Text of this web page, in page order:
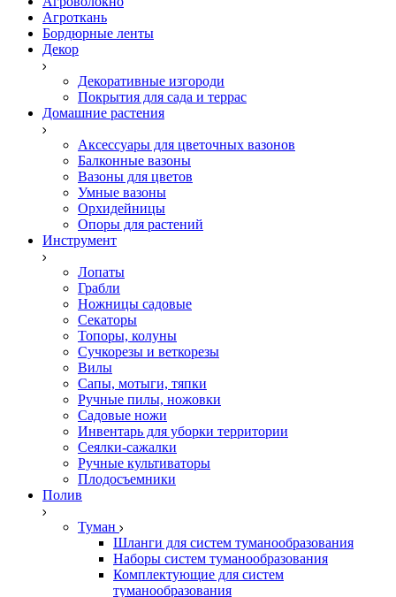
Агроткань
Бордюрные ленты
Декор
Декоративные изгороди
Покрытия для сада и террас
Домашние растения
Аксессуары для цветочных вазонов
Балконные вазоны
Вазоны для цветов
Умные вазоны
Орхидейницы
Опоры для растений
Инструмент
Лопаты
Грабли
Ножницы садовые
Секаторы
Топоры, колуны
Сучкорезы и веткорезы
Вилы
Сапы, мотыги, тяпки
Ручные пилы, ножовки
Садовые ножи
Инвентарь для уборки территории
Сеялки-сажалки
Ручные культиваторы
Плодосъемники
Полив
Туман
Шланги для систем туманообразования
Наборы систем туманообразования
Комплектующие для систем
туманообразования